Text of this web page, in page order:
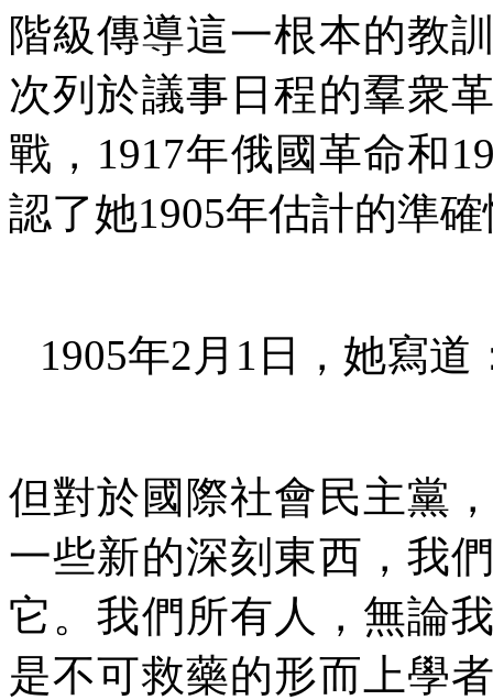
階級傳導這一根本的教
次列於議事日程的羣衆
戰， 1917年俄國革命和
認了她1905年估計的準
1905年2 月 1 日，她寫道
但對於國際社會民主黨
一些新的深刻東西，我
它。我們所有人，無論
是不可救藥的形而上學